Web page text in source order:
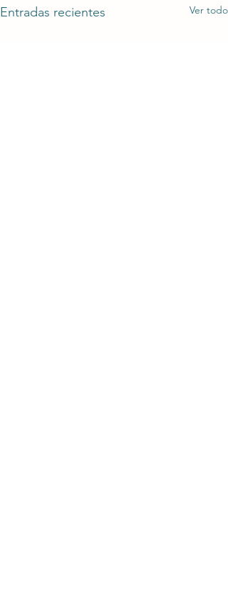
Entradas recientes Ver todo